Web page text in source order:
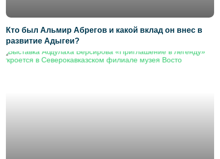
Кто был Альмир Абрегов и какой вклад он внес в
развитие Адыгеи?